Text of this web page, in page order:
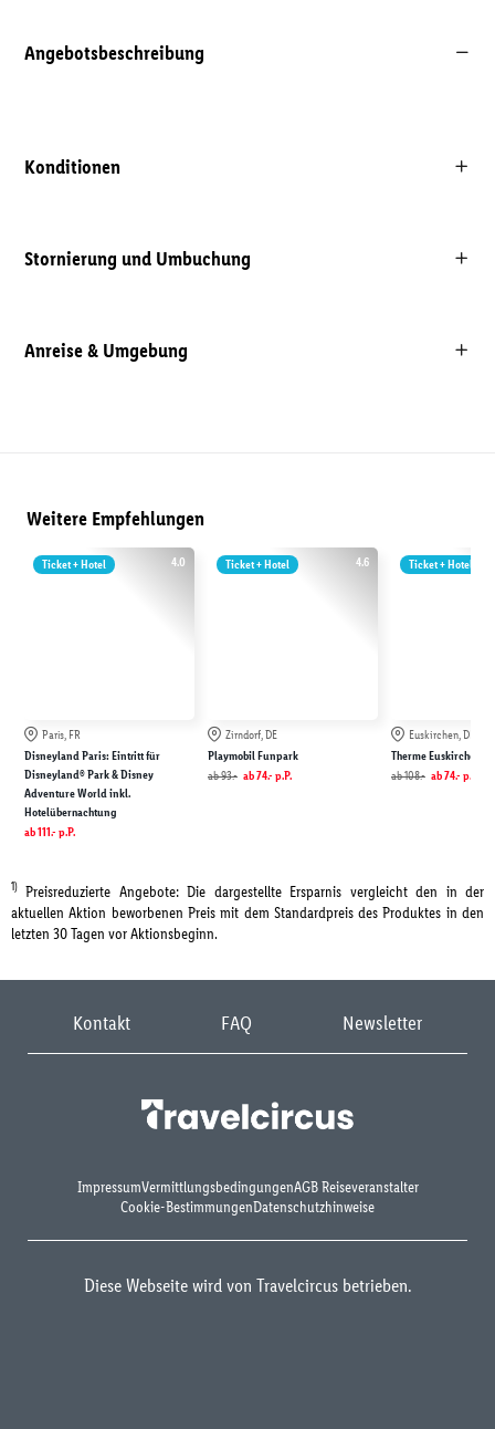
Angebotsbeschreibung
Konditionen
Stornierung und Umbuchung
Anreise & Umgebung
Weitere Empfehlungen
4.0
Ticket + Hotel
Paris, FR
Disneyland Paris: Eintritt für
Disneyland® Park & Disney
Adventure World inkl.
Hotelübernachtung
ab111.- p.P.
4.6
Ticket + Hotel
Zirndorf, DE
Playmobil Funpark
ab93.- ab74.- p.P.
Ticket + Hotel
Euskirchen, DE
Therme Euskirchen
ab108.- ab74.- p.P.
1) Preisreduzierte Angebote: Die dargestellte Ersparnis vergleicht den in der
aktuellen Aktion beworbenen Preis mit dem Standardpreis des Produktes in den
letzten 30 Tagen vor Aktionsbeginn.
Kontakt FAQ Newsletter
ImpressumVermittlungsbedingungenAGB Reiseveranstalter
Cookie-BestimmungenDatenschutzhinweise
Diese Webseite wird von Travelcircus betrieben.